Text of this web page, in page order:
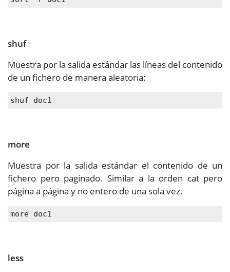
shuf
Muestra por la salida estándar las líneas del contenido
de un fichero de manera aleatoria:
shuf doc1
more
Muestra por la salida estándar el contenido de un
fichero pero paginado. Similar a la orden cat pero
página a página y no entero de una sola vez.
more doc1
less